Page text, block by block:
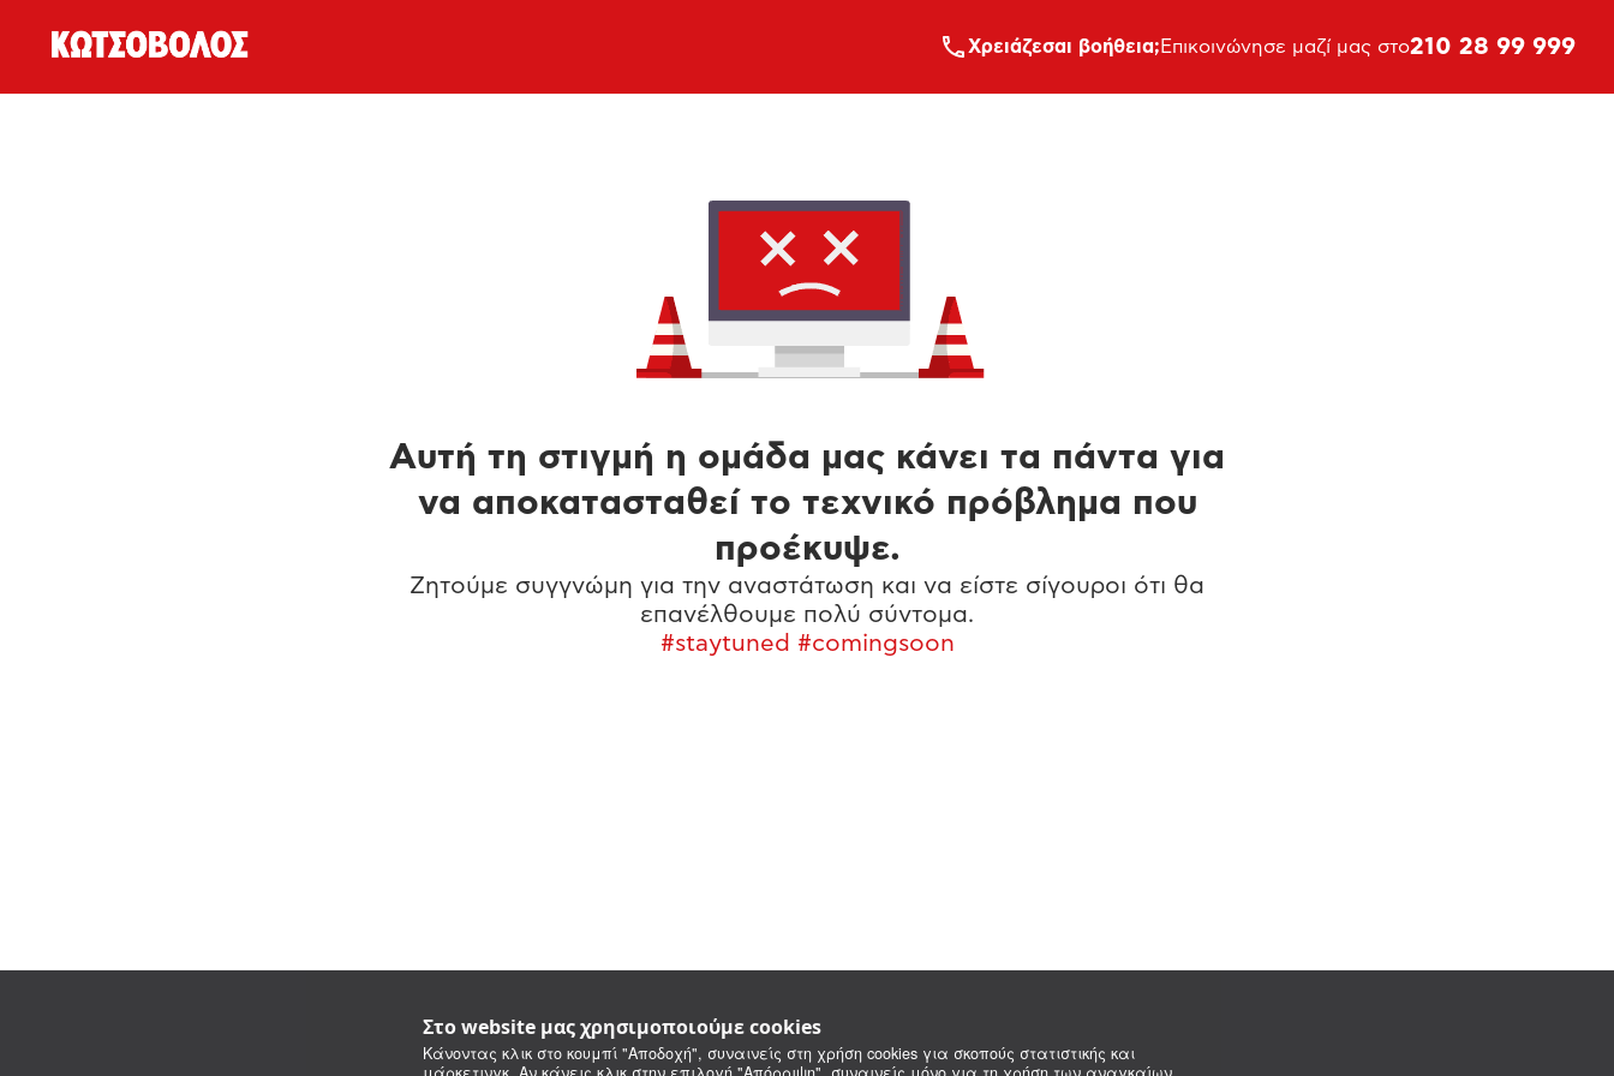
Στο website μας χρησιμοποιούμε cookies
Κάνοντας κλικ στο κουμπί "Αποδοχή", συναινείς στη χρήση cookies για σκοπούς στατιστικής και
Xρειάζεσαι βοήθεια; Επικοινώνησε μαζί μας στο210 28 99 999
Αυτή τη στιγμή η ομάδα μας κάνει τα πάντα για
να αποκατασταθεί το τεχνικό πρόβλημα που
προέκυψε.
Ζητούμε συγγνώμη για την αναστάτωση και να είστε σίγουροι ότι θα
επανέλθουμε πολύ σύντομα.
#staytuned #comingsoon